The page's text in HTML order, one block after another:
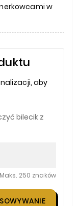
w
aby
bilecik z
Maks. 250 znaków